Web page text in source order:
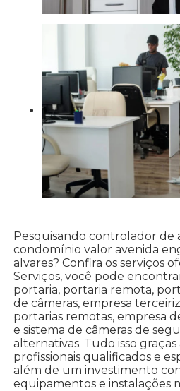
Pesquisando controlador de
condomínio valor avenida
alvares? Confira os serviços
Serviços, você pode
portaria, portaria remota,
de câmeras, empresa
portarias remotas, empresa
e sistema de câmeras de
alternativas. Tudo isso
profissionais qualificados e
além de um investimento
equipamentos e instalações